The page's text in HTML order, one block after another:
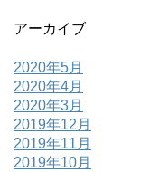
アーカイブ
2020年5月
2020年4月
2020年3月
2019年12月
2019年11月
2019年10月